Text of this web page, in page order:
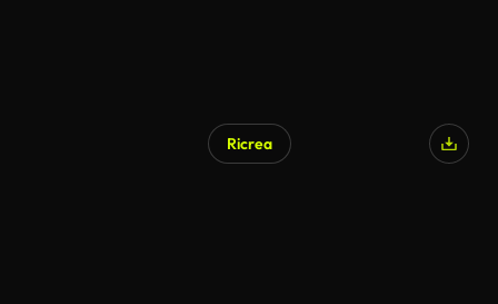
Ricrea